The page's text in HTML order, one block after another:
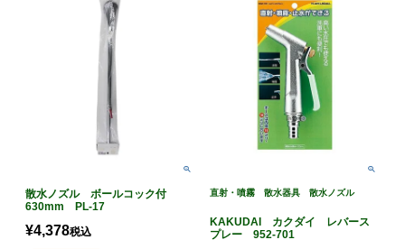
散水ノズル ボールコック付
630mm PL-17
¥4,378税込
直射・噴霧 散水器具 散水ノズル
KAKUDAI カクダイ レバース
プレー 952-701